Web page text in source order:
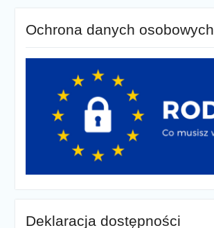
Ochrona danych osobowych
Deklaracja dostępności